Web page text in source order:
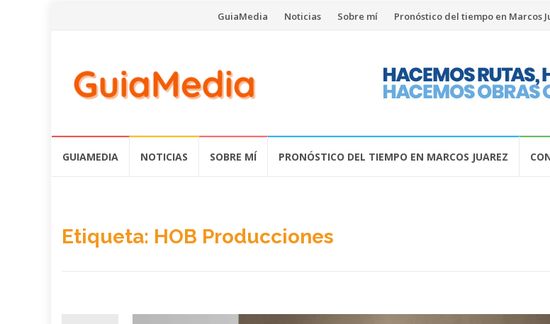
Saltar
contenido
GuiaMedia Noticias Sobre mí Pronóstico del tiempo en Marcos
GUIAMEDIA NOTICIAS SOBRE MÍ PRONÓSTICO DEL TIEMPO EN MARCOS JUAREZ
Etiqueta: HOB Producciones